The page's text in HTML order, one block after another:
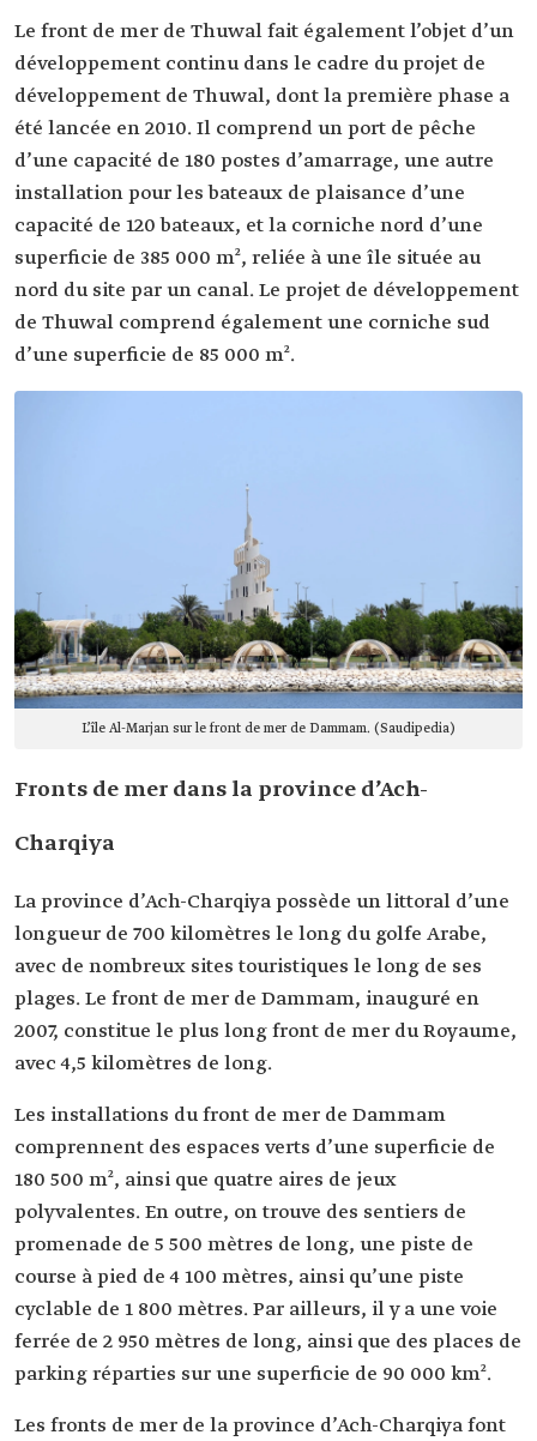
Le front de mer de Thuwal fait également l’objet d’un
développement continu dans le cadre du projet de
développement de Thuwal, dont la première phase a
été lancée en 2010. Il comprend un port de pêche
d’une capacité de 180 postes d’amarrage, une autre
installation pour les bateaux de plaisance d’une
capacité de 120 bateaux, et la corniche nord d’une
superficie de 385 000 m², reliée à une île située au
nord du site par un canal. Le projet de développement
de Thuwal comprend également une corniche sud
d’une superficie de 85 000 m².
L’île Al-Marjan sur le front de mer de Dammam. (Saudipedia)
Fronts de mer dans la province d’Ach-
Charqiya
La province d’Ach-Charqiya possède un littoral d’une
longueur de 700 kilomètres le long du golfe Arabe,
avec de nombreux sites touristiques le long de ses
plages. Le front de mer de Dammam, inauguré en
2007, constitue le plus long front de mer du Royaume,
avec 4,5 kilomètres de long.
Les installations du front de mer de Dammam
comprennent des espaces verts d’une superficie de
180 500 m², ainsi que quatre aires de jeux
polyvalentes. En outre, on trouve des sentiers de
promenade de 5 500 mètres de long, une piste de
course à pied de 4 100 mètres, ainsi qu’une piste
cyclable de 1 800 mètres. Par ailleurs, il y a une voie
ferrée de 2 950 mètres de long, ainsi que des places de
parking réparties sur une superficie de 90 000 km².
Les fronts de mer de la province d’Ach-Charqiya font